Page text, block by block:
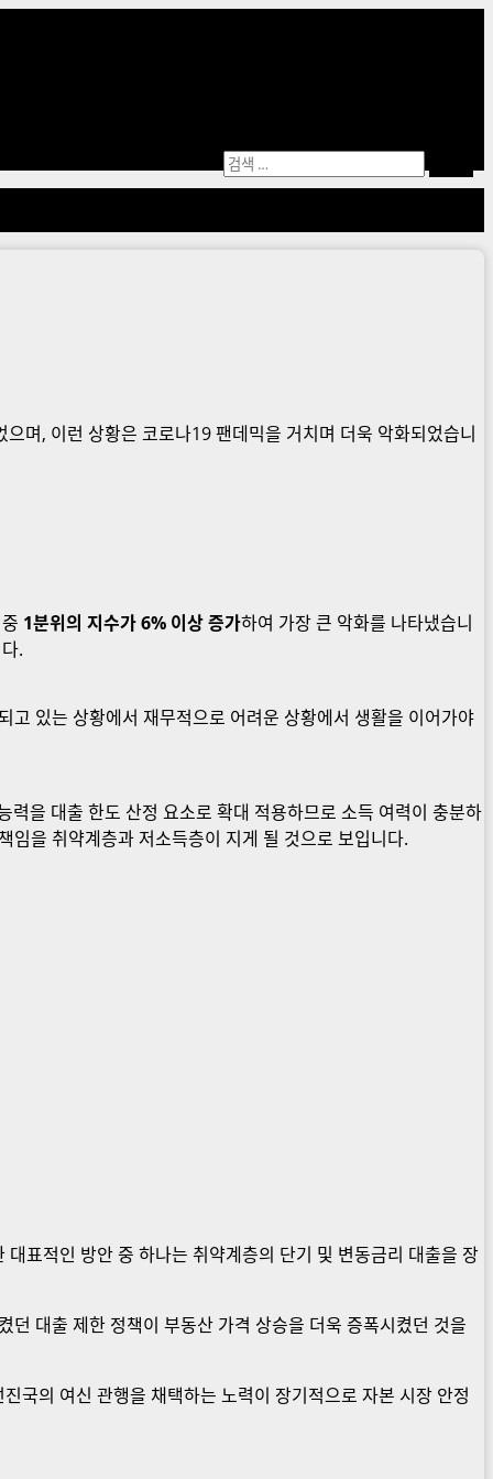
검
색:
며, 이런 상황은 코로나19 팬데믹을 거치며 더욱 악화되었습니
1분위의 지수가 6% 이상 증가하여 가장 큰 악화를 나타냈습니
.
있는 상황에서 재무적으로 어려운 상황에서 생활을 이어가야
을 대출 한도 산정 요소로 확대 적용하므로 소득 여력이 충분하
임을 취약계층과 저소득층이 지게 될 것으로 보입니다.
표적인 방안 중 하나는 취약계층의 단기 및 변동금리 대출을 장
대출 제한 정책이 부동산 가격 상승을 더욱 증폭시켰던 것을
국의 여신 관행을 채택하는 노력이 장기적으로 자본 시장 안정